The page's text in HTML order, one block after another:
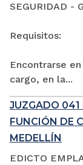
SEGURIDAD -
Requisitos:
Encontrarse
cargo, en la...
JUZGADO 041
FUNCIÓN DE
MEDELLÍN
EDICTO